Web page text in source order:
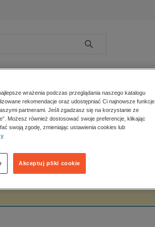
Szukaj
Zobacz wszystkie E-prasa
wrażenia podczas przeglądania naszego katalogu
rekomendacje oraz udostępniać Ci najnowsze funkcje,
partnerami. Jeśli zgadzasz się na korzystanie ze
Możesz również dostosować swoje preferencje, klikając
swoją zgodę, zmieniając ustawienia cookies lub
Akceptuj pliki cookie